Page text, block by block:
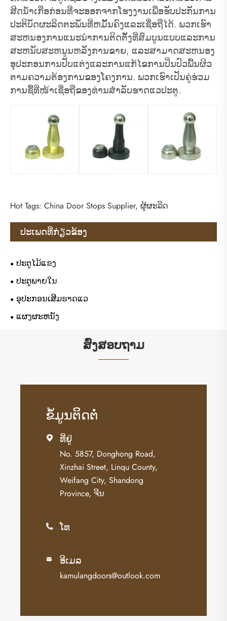
ສີດນ້ໍາເກືອກ່ອນທີ່ຈະອອກຈາກໂຮງງານເພື່ອຮັບປະກັນການ
ປະຕິບັດຜະລິດຕະພັນທີ່ຫມັ້ນຄົງແລະເຊື່ອຖືໄດ້. ພວກເຮົາ
ສະຫນອງການແນະນໍາການຕິດຕັ້ງທີ່ສົມບູນແບບແລະການ
ສະຫນັບສະຫນູນຫລັງການຂາຍ, ແລະສາມາດສະຫນອງ
ອຸປະກອນການປັບແຕ່ງແລະການແກ້ໄຂການປິ່ນປົວພື້ນຜິວ
ຕາມຄວາມຕ້ອງການຂອງໂຄງການ. ພວກເຮົາເປັນຄູ່ຮ່ວມ
ການຊື້ທີ່ໜ້າເຊື່ອຖືຂອງທ່ານສຳລັບຮາດແວປະຕູ.
Hot Tags: China Door Stops Supplier, ຜູ້ຜະລິດ
ປະເພດທີ່ກ່ຽວຂ້ອງ
ປະຕູໄມ້ແຂງ
ປະຕູພາຍໃນ
ອຸປະກອນເສີມຮາດແວ
ແຜງຜະຫນັງ
ສົ່ງສອບຖາມ
ຂໍ້​ມູນ​ຕິດ​ຕໍ່
 ທີ່ຢູ່
No. 5857, Donghong Road,
Xinzhai Street, Linqu County,
Weifang City, Shandong
Province, ຈີນ
 ໂທ
 ອີເມລ
kamulangdoors@outlook.com